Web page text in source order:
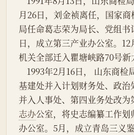
月26日，刘金祯离任，国家商
局任命葛志荣为局长、党组书
日，成立第三产业办公室。12
机关全部迁入瞿塘峡路70号新
基建处并入计划财务处、政治
并入人事处、第四业务处改为
志办公室，将史志编纂工作划
办公室。5月，成立青岛三义